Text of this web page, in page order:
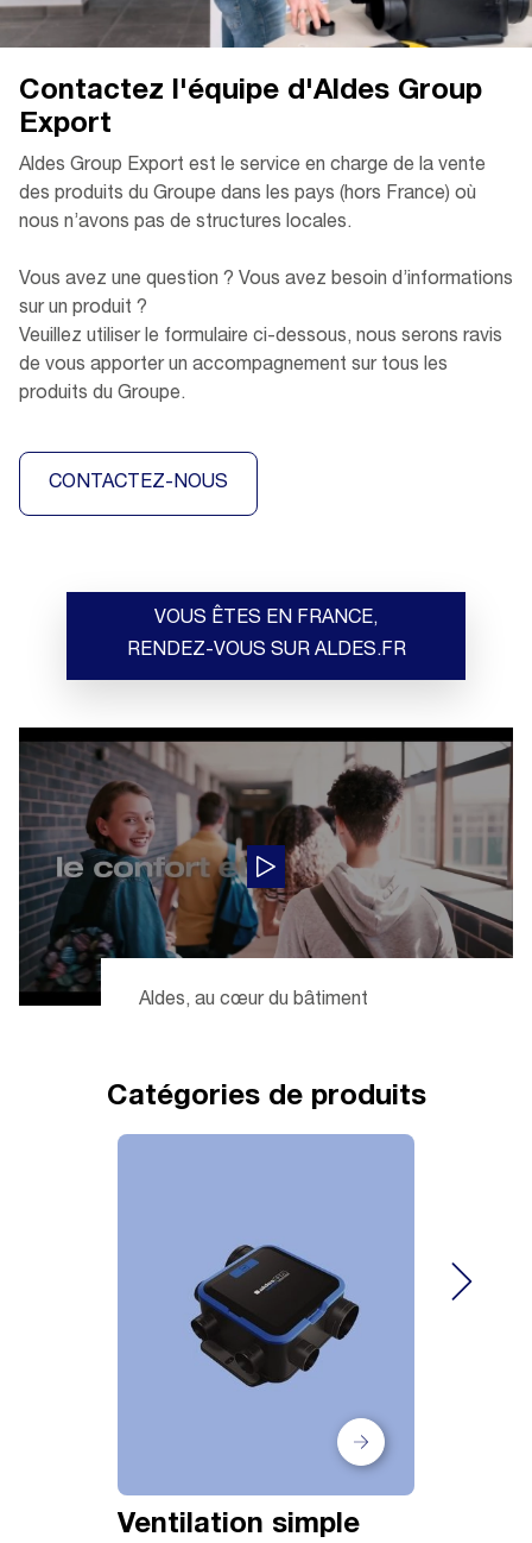
Contactez l'équipe d'Aldes Group
Export
Aldes Group Export est le service en charge de la vente
des produits du Groupe dans les pays (hors France) où
nous n’avons pas de structures locales.
Vous avez une question ? Vous avez besoin d’informations
sur un produit ?
Veuillez utiliser le formulaire ci-dessous, nous serons ravis
de vous apporter un accompagnement sur tous les
produits du Groupe.
CONTACTEZ-NOUS
VOUS ÊTES EN FRANCE,
RENDEZ-VOUS SUR ALDES.FR
Aldes, au cœur du bâtiment
Catégories de produits
Ventilation simple